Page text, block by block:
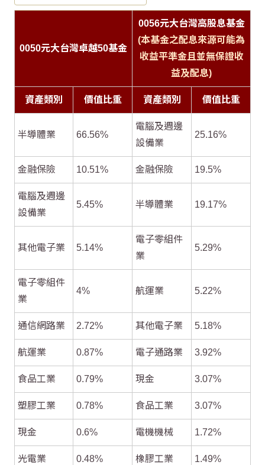
0050元大台灣卓越50基金
0056元大台灣高股息基金
(本基金之配息來源可能為
收益平準金且並無保證收
益及配息)
資產類別 價值比重 資產類別 價值比重
半導體業 66.56%
電腦及週邊
設備業
25.16%
金融保險 10.51% 金融保險 19.5%
電腦及週邊
設備業
5.45% 半導體業 19.17%
其他電子業 5.14%
電子零組件
業
5.29%
電子零組件
業
4% 航運業 5.22%
通信網路業 2.72% 其他電子業 5.18%
航運業 0.87% 電子通路業 3.92%
食品工業 0.79% 現金 3.07%
塑膠工業 0.78% 食品工業 3.07%
現金 0.6% 電機機械 1.72%
光電業 0.48% 橡膠工業 1.49%